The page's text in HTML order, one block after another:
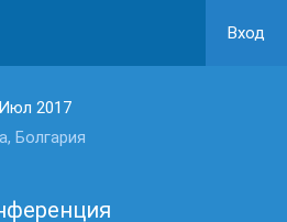
Вход
2017
Болгария